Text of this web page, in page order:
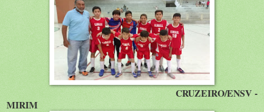
CRUZEIRO/ENSV -
MIRIM